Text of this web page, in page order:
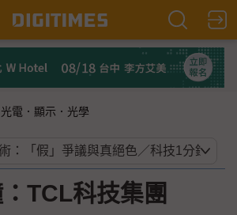
光電．顯示．光學
TCL科技集團